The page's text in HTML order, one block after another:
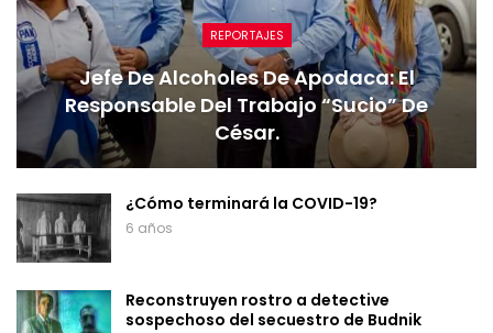
REPORTAJES
Jefe De Alcoholes De Apodaca: El
Responsable Del Trabajo “sucio” De
César.
¿Cómo terminará la COVID-19?
6 años
Reconstruyen rostro a detective
sospechoso del secuestro de Budnik